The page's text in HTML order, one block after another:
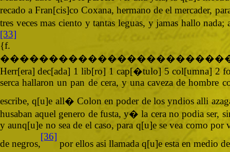
recado a Fran[cis]co Coxana, hermano de el mercader,
tres veces mas ciento y tantas leguas, y jamas hallo
[33]
Herr[era] dec[ada] 1 lib[ro] 1 cap[�tulo] 5 col[umna] 2
serca hallaron un pan de cera, y una caveza de hombre
escribe, q[u]e all� Colon en poder de los yndios alli
husaban aquel genero de fusta, y� la cera no podia ser,
y aunq[u]e no sea de el caso, para q[u]e se vea como por
de negros,
[36]
por ellos asi llamada q[u]e esta en medio